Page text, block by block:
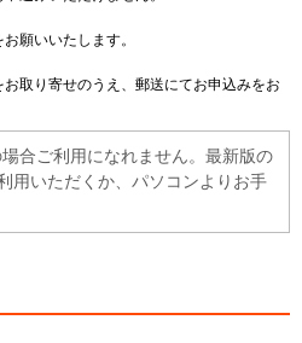
願いいたします。
お取り寄せのうえ、郵送にてお申込みをお
合ご利用になれません。最新版の
用いただくか、パソコンよりお手